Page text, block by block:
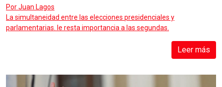
PorJuan Lagos
La simultaneidad entre las elecciones presidenciales y
parlamentarias. le resta importancia a las segundas.
Leer más